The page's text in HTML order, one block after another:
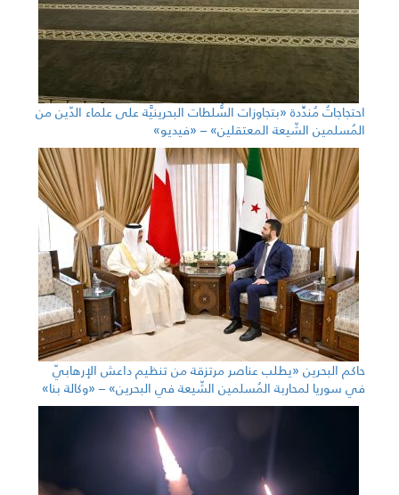
احتجاجاتٌ مُندِّدة «بتجاوزات السُّلطات البحرينيَّة على علماء الدّين من
المُسلمين الشّيعة المعتقلين» – «فيديو»
حاكم البحرين «يطلب عناصر مرتزقة من تنظيم داعش الإرهابيّ
في سوريا لمحاربة المُسلمين الشّيعة في البحرين» – «وكالة بنا»